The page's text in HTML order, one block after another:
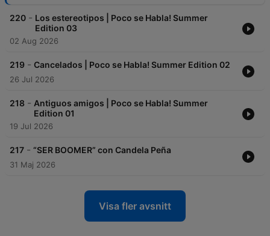
220 - Los estereotipos | Poco se Habla! Summer
Edition 03
02 Aug 2026
219 - Cancelados | Poco se Habla! Summer Edition 02
26 Jul 2026
218 - Antiguos amigos | Poco se Habla! Summer
Edition 01
19 Jul 2026
217 - “SER BOOMER” con Candela Peña
31 Maj 2026
Visa fler avsnitt